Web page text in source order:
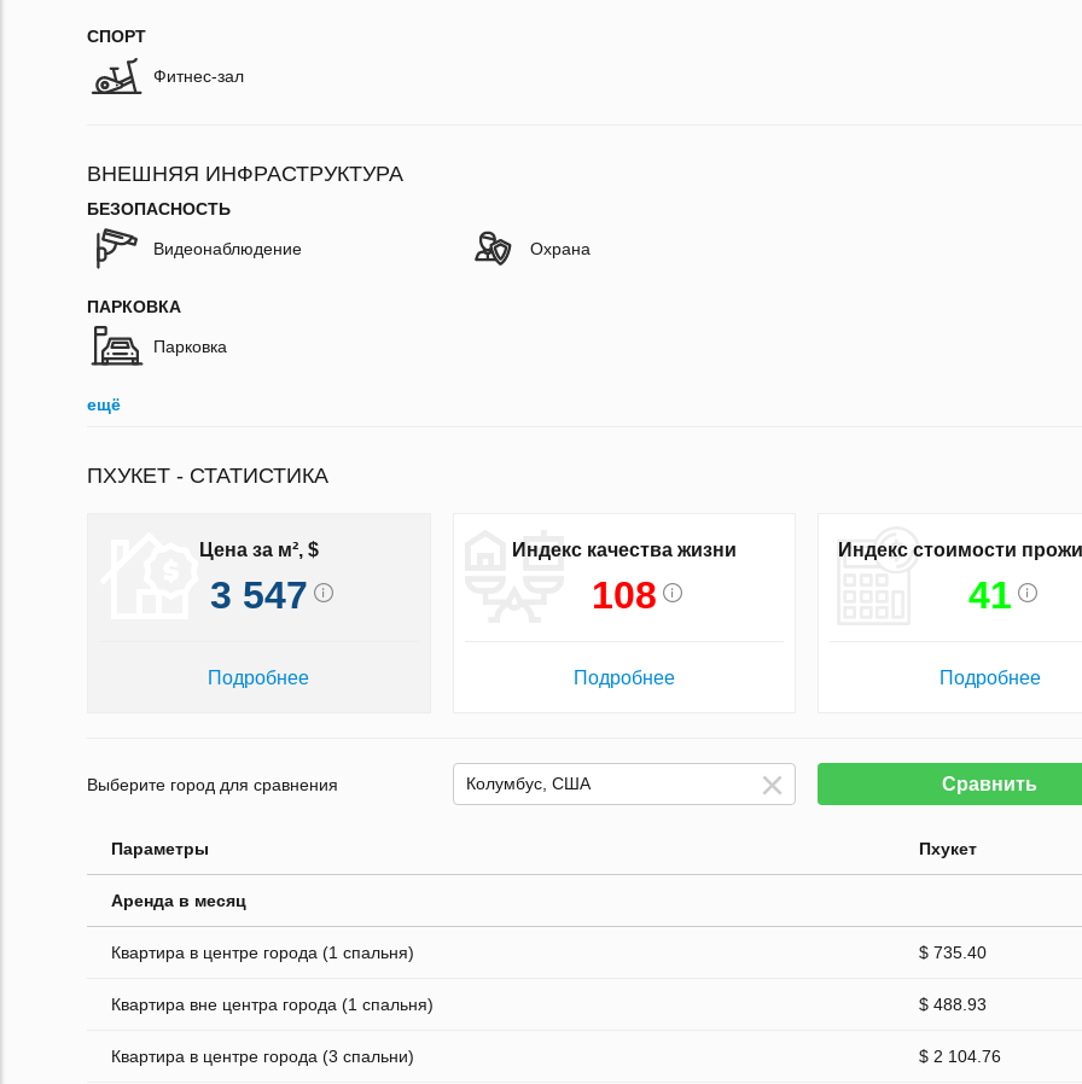
СПОРТ
Фитнес-зал
ВНЕШНЯЯ ИНФРАСТРУКТУРА
БЕЗОПАСНОСТЬ
Видеонаблюдение Охрана
ПАРКОВКА
Парковка
ещё
ПХУКЕТ - СТАТИСТИКА
Цена за м², $
3 547
Подробнее
Индекс качества жизни
108
Подробнее
Индекс стоимости
41
Подробнее
Выберите город для сравнения Сравнить
Параметры Пхукет
Аренда в месяц
Квартира в центре города (1 спальня) $ 735.40
Квартира вне центра города (1 спальня) $ 488.93
Квартира в центре города (3 спальни) $ 2 104.76